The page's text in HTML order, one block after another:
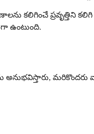
కలిగించే ప్రవృత్తిని
ఉంటుంది.
మరికొందరు